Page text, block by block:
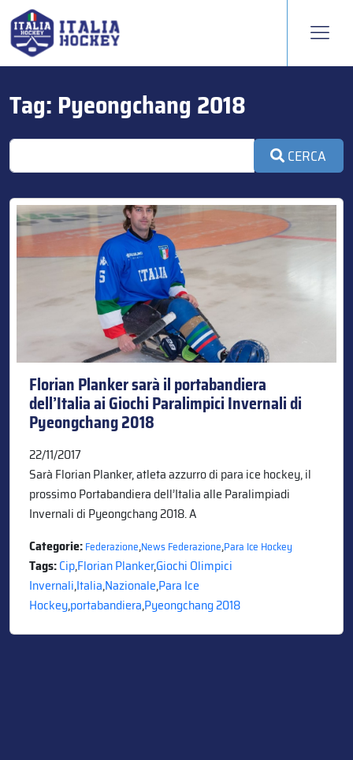
Tag: Pyeongchang 2018
CERCA
Florian Planker sarà il portabandiera
dell’Italia ai Giochi Paralimpici Invernali di
Pyeongchang 2018
22/11/2017
Sarà Florian Planker, atleta azzurro di para ice hockey, il
prossimo Portabandiera dell’Italia alle Paralimpiadi
Invernali di Pyeongchang 2018. A
Categorie:Federazione,News Federazione,Para Ice Hockey
Tags:Cip,Florian Planker,Giochi Olimpici
Invernali,Italia,Nazionale,Para Ice
Hockey,portabandiera,Pyeongchang 2018